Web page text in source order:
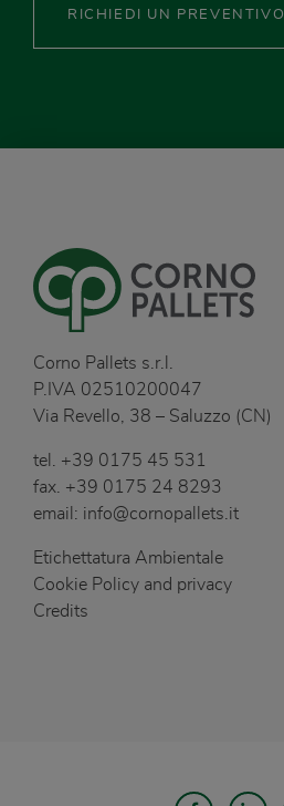
RICHIEDI UN PREVENTIVO
Corno Pallets s.r.l.
P.IVA 02510200047
Via Revello, 38 – Saluzzo (CN)
tel. +39 0175 45 531
fax. +39 0175 24 8293
email: info@cornopallets.it
Etichettatura Ambientale
Cookie Policy and privacy
Credits